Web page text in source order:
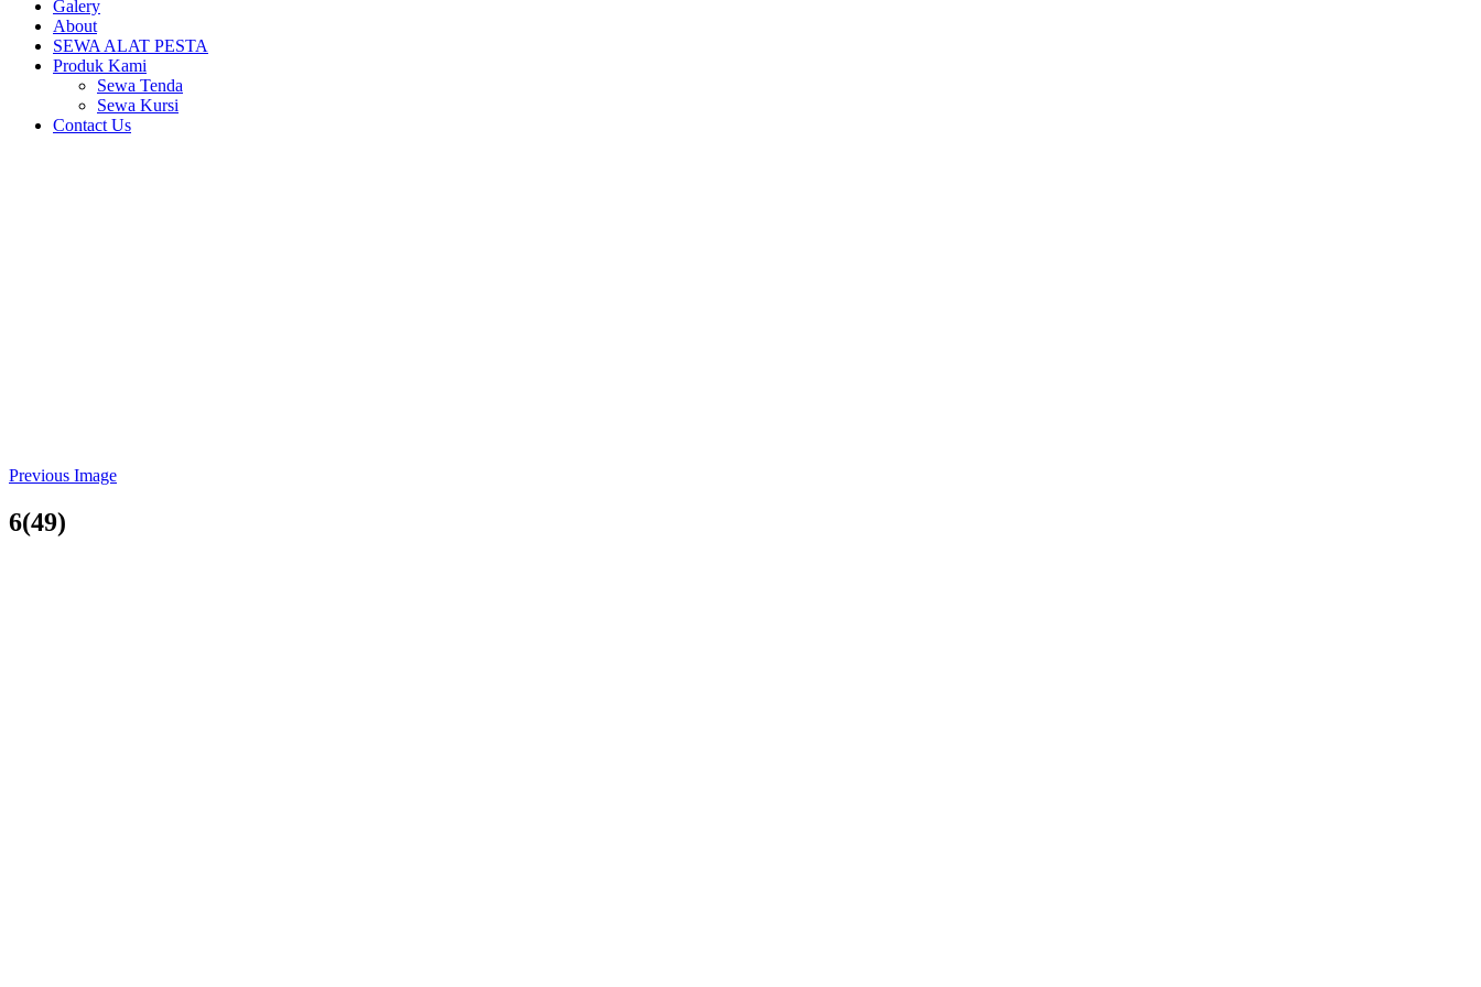
Galery
About
SEWA ALAT PESTA
Produk Kami
Sewa Tenda
Sewa Kursi
Contact Us
Previous Image
6(49)